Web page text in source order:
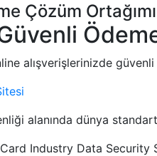
Çözüm
alışverişlerinizde
alanında dünya
Industry Data Security